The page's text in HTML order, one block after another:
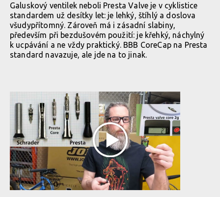
Galuskový ventilek neboli Presta Valve je v cyklistice
standardem už desítky let: je lehký, štíhlý a doslova
všudypřítomný. Zároveň má i zásadní slabiny,
především při bezdušovém použití: je křehký, náchylný
k ucpávání a ne vždy praktický. BBB CoreCap na Presta
standard navazuje, ale jde na to jinak.